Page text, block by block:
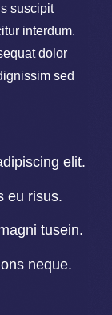
suscipit
interdum.
dolor
sed
elit.
eu risus.
tusein.
neque.